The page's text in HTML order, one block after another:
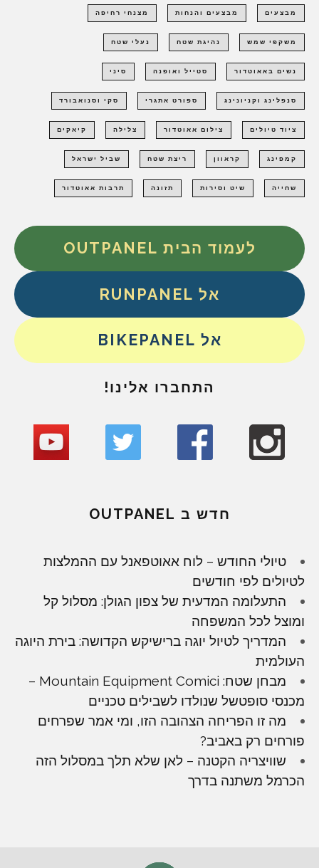
מבצעים מבצעים והנחות מצנחי רחיפה
משקפי שמש נהיגת שטח נעלי שטח
נשים באאוטדור סטייל ואופנה סיני
סנפלינג וקניונינג ספורט אתגרי סקי וסנואבורד
ציוד טיולים צילום אאוטדור צלילה קיאקים
קמפינג קראוון ריצת שטח שביל ישראל
שחייה שיט וסירות תזונה תרבות אאוטדור
לעמוד הבית OUTPANEL
אל RUNPANEL
אל BIKEPANEL
התחברו אלינו!
חדש ב OUTPANEL
טיולי החודש – לוח אאוטפאנל עם ההמלצות
לטיולים לפי חודשים
התעלומה המדעית של צפון הגולן: מסלול קל
ומוצל לכל המשפחה
המדריך לטיול יוגה ברישיקש הקדושה: בירת היוגה
העולמית
מבחן שטח: Mountain Equipment Comici –
מכנסי סופטשל שנולדו לשבילים טכניים
מה זו הפריחה הצהובה הזו, ומי אמר שפרחים
פורחים רק באביב?
שוויצריה הקטנה – לאן שלא תלך במסלול הזה
הכרמל משתנה בדרך